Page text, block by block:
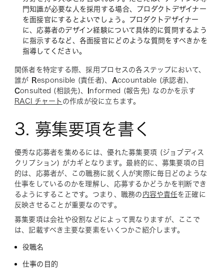
門知識が必要な人を採用する場合、プロダクトデザイナー
を面接官にするとよいでしょう。プロダクトデザイナー
に、応募者のデザイン経験について具体的に質問するよう
に指示するなど、各面接官にどのような質問をすべきかを
指導してください。
関係者を特定する際、採用プロセスの各ステップにおいて、
誰が
Responsible (責任者)、 Accountable (承認者)、
Consulted (相談先)、
nformed (報告先) なのかを示す
RACI チャート の作成が役に立ちます。
3. 募集要項を書く
優秀な応募者を集めるには、優れた募集要項 (ジョブディス
クリプション) がカギとなります。最終的に、募集要項の目
的は、応募者が、この職務に就く人が実際に毎日どのような
仕事をしているのかを理解し、応募するかどうかを判断でき
るようにすることです。つまり、職務の 内容や責任を正確に
反映させることが重要なのです。
募集要項は会社や役割などによって異なりますが、ここで
は、記載すべき主要な要素をいくつかご紹介します。
役職名
仕事の目的